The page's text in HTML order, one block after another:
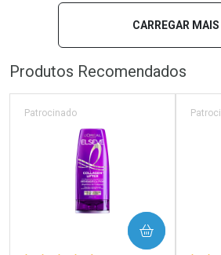
Ver Desconto Convênio
CARREGAR MAIS
Produtos Recomendados
Patrocinado
COMPRAR